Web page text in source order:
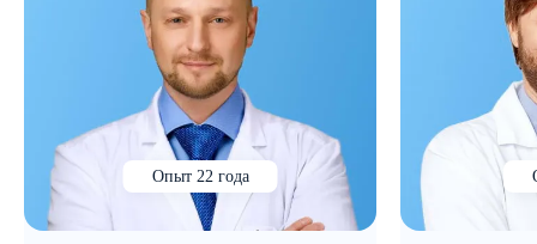
Опыт 22 года